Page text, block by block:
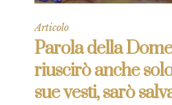
Articolo
Parola della
riuscirò anche
sue vesti, sarò